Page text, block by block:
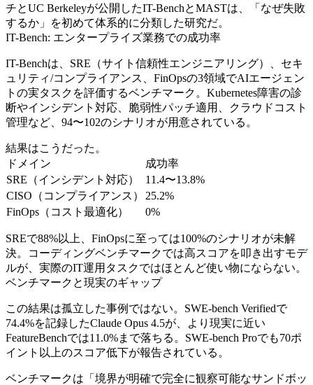
チとUC Berkeleyが公開したIT-BenchとMASTは、「なぜ失敗
するか」を初めて体系的に分類した研究だ。
IT-Bench: エンタープライズ業務での成功率
IT-Benchは、SRE（サイト信頼性エンジニアリング）、セキ
ュリティ/コンプライアンス、FinOpsの3領域でAIエージェン
トの実タスクを評価するベンチマーク。Kubernetes障害の診
断やインシデント対応、脆弱性パッチ適用、クラウドコスト
管理など、94〜102のシナリオが用意されている。
結果はこうだった。
ドメイン
成功率
SRE（インシデント対応）
11.4〜13.8%
CISO（コンプライアンス）
25.2%
FinOps（コスト最適化）
0%
SREで88%以上、FinOpsに至っては100%のシナリオが未解
決。コーディングベンチマークでは高スコアを叩き出すモデ
ルが、実際のIT運用タスクではほとんど使い物にならない。
ベンチマークと現実のギャップ
この結果は孤立した事例ではない。SWE-bench Verifiedで
74.4%を記録したClaude Opus 4.5が、より現実に近い
FeatureBenchでは11.0%まで落ちる。SWE-bench Proでも70ポ
イント以上のスコア低下が報告されている。
ベンチマークは「境界が明確で完全に観察可能なサンドボッ